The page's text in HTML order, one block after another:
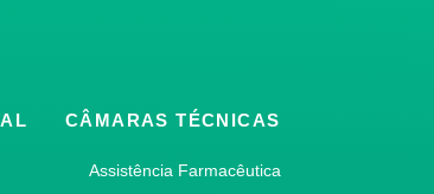
CÂMARAS TÉCNICAS
Assistência Farmacêutica